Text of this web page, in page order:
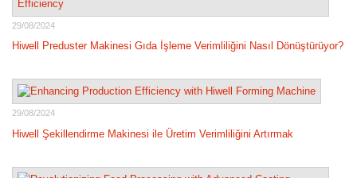
29/08/2024
Hiwell Preduster Makinesi Gıda İşleme Verimliliğini Nasıl Dönüştürüyor?
29/08/2024
Hiwell Şekillendirme Makinesi ile Üretim Verimliliğini Artırmak